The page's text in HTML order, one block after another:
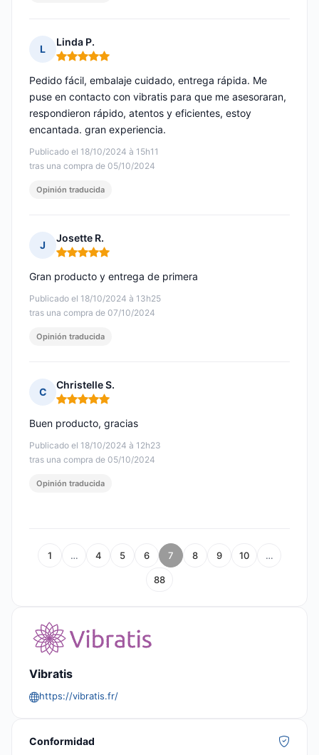
L
Linda P.
Nota: 5 de 5
Publicado el 18/10/2024 à 15h11
tras una compra de 05/10/2024
Pedido fácil, embalaje cuidado, entrega rápida. Me
puse en contacto con vibratis para que me asesoraran,
respondieron rápido, atentos y eficientes, estoy
encantada. gran experiencia.
Opinión traducida
J
Josette R.
Nota: 5 de 5
Publicado el 18/10/2024 à 13h25
tras una compra de 07/10/2024
Gran producto y entrega de primera
Opinión traducida
C
Christelle S.
Nota: 5 de 5
Publicado el 18/10/2024 à 12h23
tras una compra de 05/10/2024
Buen producto, gracias
Opinión traducida
1 … 4 5 6 7 8 9 10 …
88
Vibratis
https://vibratis.fr/
Conformidad